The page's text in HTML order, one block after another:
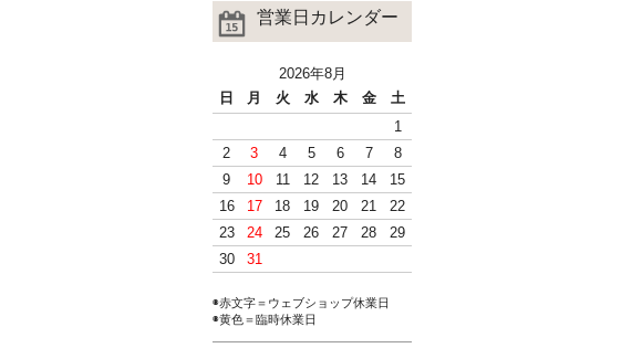
営業日カレンダー
2026年8月
日
月 火 水 木 金
土
1
2
3 4 5 6 7
8
9
10 11 12 13 14
15
16
17 18 19 20 21
22
23
24 25 26 27 28
29
30
31
◉赤文字＝ウェブショップ休業日
◉黄色＝臨時休業日